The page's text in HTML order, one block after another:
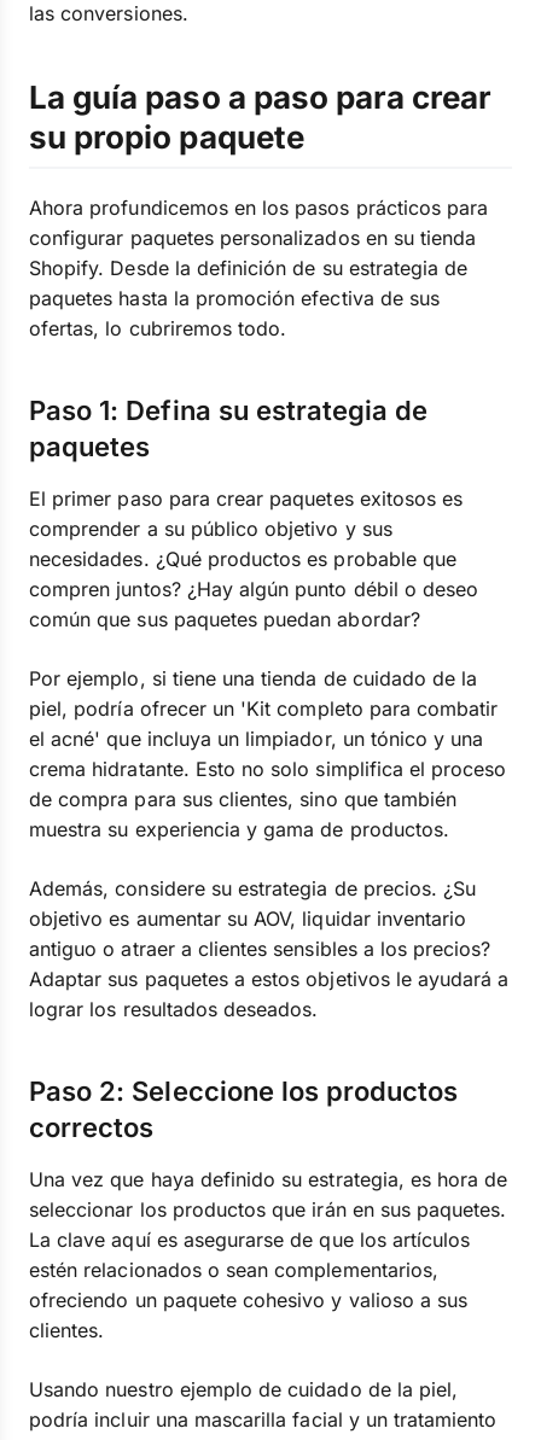
las conversiones.
La guía paso a paso para crear
su propio paquete
Ahora profundicemos en los pasos prácticos para
configurar paquetes personalizados en su tienda
Shopify. Desde la definición de su estrategia de
paquetes hasta la promoción efectiva de sus
ofertas, lo cubriremos todo.
Paso 1: Defina su estrategia de
paquetes
El primer paso para crear paquetes exitosos es
comprender a su público objetivo y sus
necesidades. ¿Qué productos es probable que
compren juntos? ¿Hay algún punto débil o deseo
común que sus paquetes puedan abordar?
Por ejemplo, si tiene una tienda de cuidado de la
piel, podría ofrecer un 'Kit completo para combatir
el acné' que incluya un limpiador, un tónico y una
crema hidratante. Esto no solo simplifica el proceso
de compra para sus clientes, sino que también
muestra su experiencia y gama de productos.
Además, considere su estrategia de precios. ¿Su
objetivo es aumentar su AOV, liquidar inventario
antiguo o atraer a clientes sensibles a los precios?
Adaptar sus paquetes a estos objetivos le ayudará a
lograr los resultados deseados.
Paso 2: Seleccione los productos
correctos
Una vez que haya definido su estrategia, es hora de
seleccionar los productos que irán en sus paquetes.
La clave aquí es asegurarse de que los artículos
estén relacionados o sean complementarios,
ofreciendo un paquete cohesivo y valioso a sus
clientes.
Usando nuestro ejemplo de cuidado de la piel,
podría incluir una mascarilla facial y un tratamiento